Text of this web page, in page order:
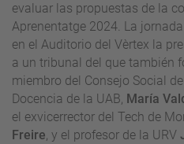
evaluar las propuestas de la
Aprenentatge 2024. La
en el Auditorio del Vèrtex la
a un tribunal del que también
miembro del Consejo Social
Docencia de la UAB, María
el exvicerrector del Tech de
Freire, y el profesor de la URV